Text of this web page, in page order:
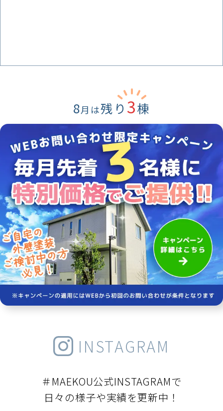
8月は残り 3棟
INSTAGRAM
＃MAEKOU公式INSTAGRAMで
日々の様子や実績を更新中！